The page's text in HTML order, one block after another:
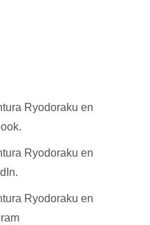
Ryodoraku en
Ryodoraku en
Ryodoraku en